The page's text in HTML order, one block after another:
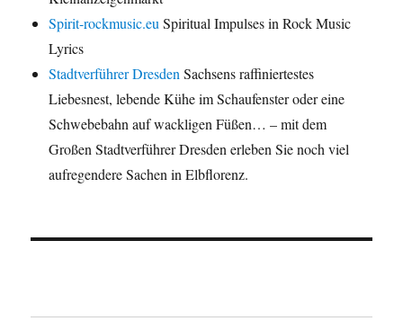
Spirit-rockmusic.eu Spiritual Impulses in Rock Music
Lyrics
Stadtverführer Dresden Sachsens raffiniertestes
Liebesnest, lebende Kühe im Schaufenster oder eine
Schwebebahn auf wackligen Füßen… – mit dem
Großen Stadtverführer Dresden erleben Sie noch viel
aufregendere Sachen in Elbflorenz.